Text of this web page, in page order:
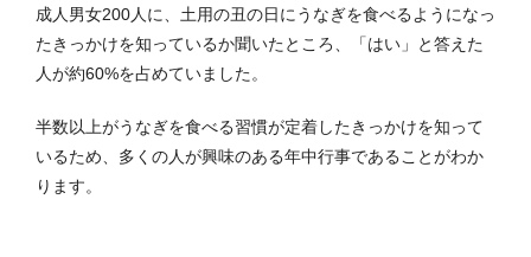
成人男女200人に、土用の丑の日にうなぎを食べるようになっ
たきっかけを知っているか聞いたところ、「はい」と答えた
人が約60%を占めていました。
半数以上がうなぎを食べる習慣が定着したきっかけを知って
いるため、多くの人が興味のある年中行事であることがわか
ります。